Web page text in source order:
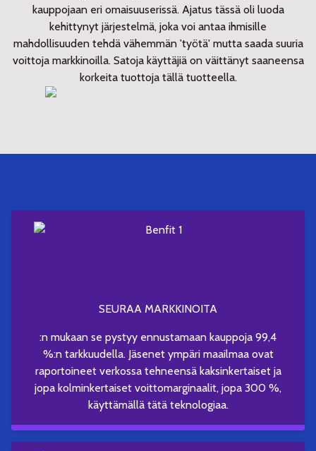
kauppojaan eri omaisuuserissä. Ajatus tässä oli luoda
kehittynyt järjestelmä, joka voi antaa ihmisille
mahdollisuuden tehdä vähemmän 'työtä' mutta saada suuria
voittoja markkinoilla. Satoja käyttäjiä on väittänyt saaneensa
korkeita tuottoja tällä tuotteella.
SEURAA MARKKINOITA
:n mukaan se pystyy ennustamaan kauppoja 99,4
%:n tarkkuudella. Jäsenet ympäri maailmaa ovat
raportoineet verkossa tehneensä kaksinkertaiset ja
jopa kolminkertaiset voittomarginaalit, jopa 300 %,
käyttämällä tätä teknologiaa.